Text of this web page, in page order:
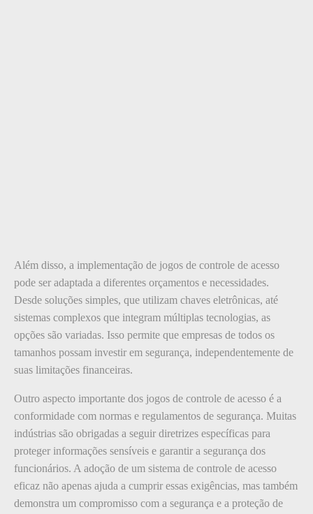
Além disso, a implementação de jogos de controle de acesso
pode ser adaptada a diferentes orçamentos e necessidades.
Desde soluções simples, que utilizam chaves eletrônicas, até
sistemas complexos que integram múltiplas tecnologias, as
opções são variadas. Isso permite que empresas de todos os
tamanhos possam investir em segurança, independentemente de
suas limitações financeiras.
Outro aspecto importante dos jogos de controle de acesso é a
conformidade com normas e regulamentos de segurança. Muitas
indústrias são obrigadas a seguir diretrizes específicas para
proteger informações sensíveis e garantir a segurança dos
funcionários. A adoção de um sistema de controle de acesso
eficaz não apenas ajuda a cumprir essas exigências, mas também
demonstra um compromisso com a segurança e a proteção de